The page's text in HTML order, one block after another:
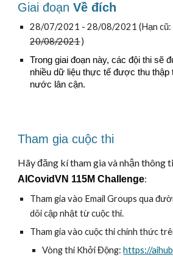
Giai đoạn Về đích
28/07/2021 - 28/08/2021 (Hạn cũ:
20/08/2021 )
Trong giai đoạn này, các đội thi sẽ
nhiều dữ liệu thực tế được thu thập
nước lân cận.
Tham gia cuộc thi
AICovidVN 115M Challenge:
Tham gia vào Email Groups qua
dõi cập nhật từ cuộc thi.
Tham gia vào cuộc thi chính thức
Vòng thi Khởi Động: https://